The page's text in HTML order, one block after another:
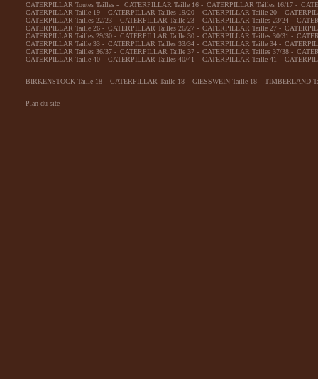
CATERPILLAR Toutes Tailles - CATERPILLAR Taille 16 - CATERPILLAR Tailles 16/17 -
CATERPILLAR Taille 19 - CATERPILLAR Tailles 19/20 - CATERPILLAR Taille 20 -
CATERPILLAR Tailles 22/23 - CATERPILLAR Taille 23 - CATERPILLAR Tailles 23/24 -
CATERPILLAR Taille 26 - CATERPILLAR Tailles 26/27 - CATERPILLAR Taille 27 -
CATERPILLAR Tailles 29/30 - CATERPILLAR Taille 30 - CATERPILLAR Tailles 30/31 -
CATERPILLAR Taille 33 - CATERPILLAR Tailles 33/34 - CATERPILLAR Taille 34 -
CATERPILLAR Tailles 36/37 - CATERPILLAR Taille 37 - CATERPILLAR Tailles 37/38 -
CATERPILLAR Taille 40 - CATERPILLAR Tailles 40/41 - CATERPILLAR Taille 41 -
BIRKENSTOCK Taille 18 - CATERPILLAR Taille 18 - GIESSWEIN Taille 18 - TIMBERLAND
Plan du site